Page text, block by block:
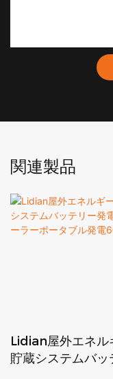
関連製品
Lidian屋外エネル
貯蔵システムバッ